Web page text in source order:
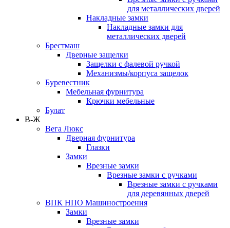
для металлических дверей
Накладные замки
Накладные замки для
металлических дверей
Брестмаш
Дверные защелки
Защелки с фалевой ручкой
Механизмы/корпуса защелок
Буревестник
Мебельная фурнитура
Крючки мебельные
Булат
В-Ж
Вега Люкс
Дверная фурнитура
Глазки
Замки
Врезные замки
Врезные замки с ручками
Врезные замки с ручками
для деревянных дверей
ВПК НПО Машиностроения
Замки
Врезные замки